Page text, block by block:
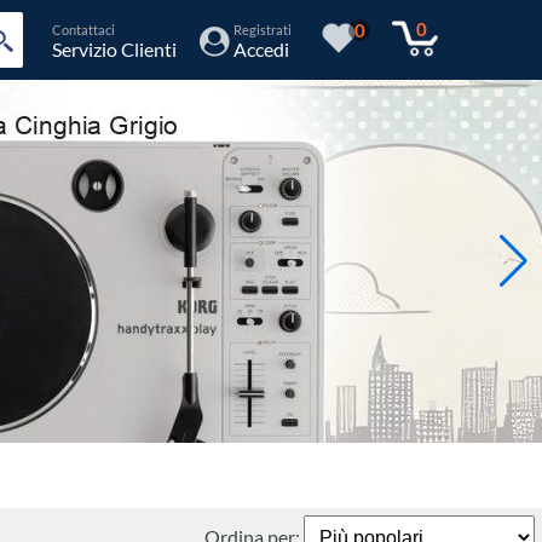
Contattaci
Servizio Clienti
Registrati
Accedi
0 0
Ordina per: